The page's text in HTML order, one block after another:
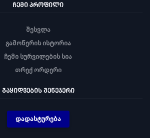
ᲩᲔᲛᲘ ᲞᲠᲝᲤᲘᲚᲘ
შესვლა
გამოწერის ისტორია
ჩემი სურვილების სია
თრექ ორდერი
ᲒᲐᲧᲘᲓᲕᲔᲑᲘᲡ ᲛᲔᲜᲔᲯᲔᲠᲘ
დადასტურება